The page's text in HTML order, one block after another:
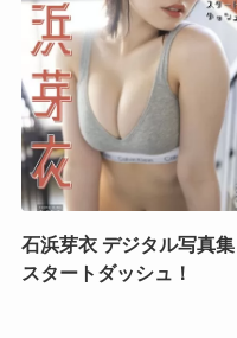
石浜芽衣 デジタル写真集
スタートダッシュ！